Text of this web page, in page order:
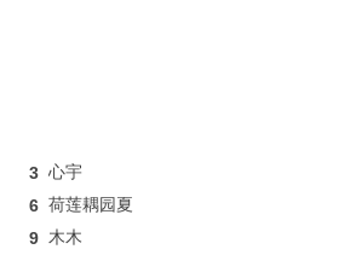
3 心宇
6 荷莲耦园夏
9 木木